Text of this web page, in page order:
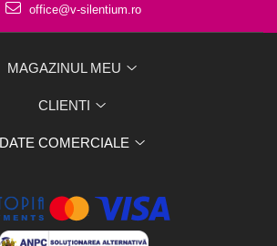
office@v-silentium.ro
MAGAZINUL MEU
CLIENTI
DATE COMERCIALE